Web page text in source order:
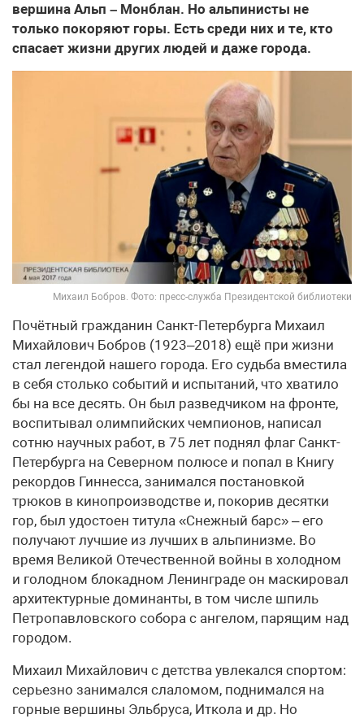
вершина Альп – Монблан. Но альпинисты не
только покоряют горы. Есть среди них и те, кто
спасает жизни других людей и даже города.
Михаил Бобров. Фото: пресс-служба Президентской библиотеки
Почётный гражданин Санкт-Петербурга Михаил
Михайлович Бобров (1923–2018) ещё при жизни
стал легендой нашего города. Его судьба вместила
в себя столько событий и испытаний, что хватило
бы на все десять. Он был разведчиком на фронте,
воспитывал олимпийских чемпионов, написал
сотню научных работ, в 75 лет поднял флаг Санкт-
Петербурга на Северном полюсе и попал в Книгу
рекордов Гиннесса, занимался постановкой
трюков в кинопроизводстве и, покорив десятки
гор, был удостоен титула «Снежный барс» – его
получают лучшие из лучших в альпинизме. Во
время Великой Отечественной войны в холодном
и голодном блокадном Ленинграде он маскировал
архитектурные доминанты, в том числе шпиль
Петропавловского собора с ангелом, парящим над
городом.
Михаил Михайлович с детства увлекался спортом:
серьезно занимался слаломом, поднимался на
горные вершины Эльбруса, Иткола и др. Но